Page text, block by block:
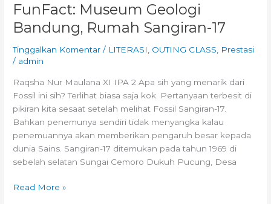
FunFact: Museum Geologi
Bandung, Rumah Sangiran-17
Tinggalkan Komentar / LITERASI OUTING CLASS
Prestasi
/ admin
Raqsha Nur Maulana XI IPA 2 Apa sih yang menarik dari
Fossil ini sih? Terlihat biasa saja kok. Pertanyaan terbesit di
pikiran kita sesaat setelah melihat Fossil Sangiran-17.
Bahkan penemunya sendiri tidak menyangka kalau
penemuannya akan memberikan pengaruh besar kepada
dunia Sains. Sangiran-17 ditemukan pada tahun 1969 di
sebelah selatan Sungai Cemoro Dukuh Pucung, Desa
Read More »